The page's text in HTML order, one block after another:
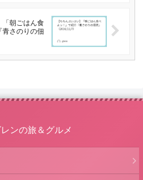
「朝ごはん食
青さのりの佃
レンの旅＆グルメ